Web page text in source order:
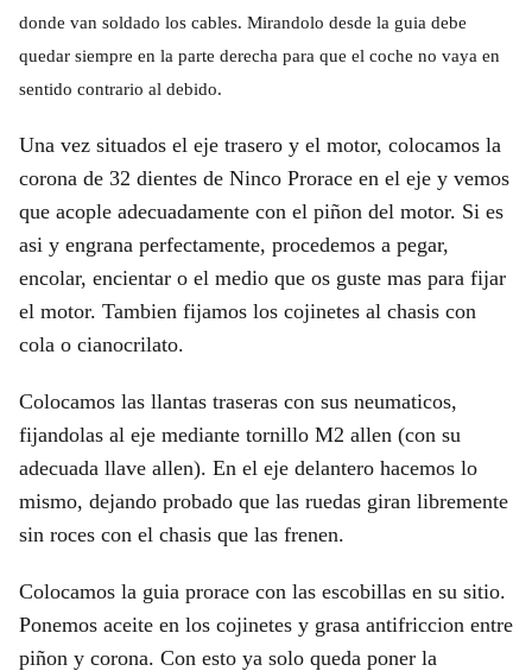
donde van soldado los cables. Mirandolo desde la guia debe
quedar siempre en la parte derecha para que el coche no vaya en
sentido contrario al debido.
Una vez situados el eje trasero y el motor, colocamos la
corona de 32 dientes de Ninco Prorace en el eje y vemos
que acople adecuadamente con el piñon del motor. Si es
asi y engrana perfectamente, procedemos a pegar,
encolar, encientar o el medio que os guste mas para fijar
el motor. Tambien fijamos los cojinetes al chasis con
cola o cianocrilato.
Colocamos las llantas traseras con sus neumaticos,
fijandolas al eje mediante tornillo M2 allen (con su
adecuada llave allen). En el eje delantero hacemos lo
mismo, dejando probado que las ruedas giran libremente
sin roces con el chasis que las frenen.
Colocamos la guia prorace con las escobillas en su sitio.
Ponemos aceite en los cojinetes y grasa antifriccion entre
piñon y corona. Con esto ya solo queda poner la